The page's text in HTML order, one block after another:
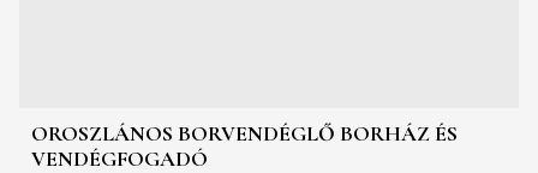
OROSZLÁNOS BORVENDÉGLŐ BORHÁZ ÉS
VENDÉGFOGADÓ